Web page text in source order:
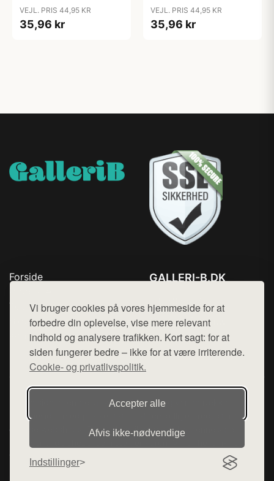
Vi bruger cookies på vores hjemmeside for at
forbedre din oplevelse, vise mere relevant
indhold og analysere trafikken. Kort sagt: for at
siden fungerer bedre – ikke for at være irriterende.
Cookie- og privatlivspolitik.
Accepter alle
Afvis ikke‑nødvendige
Indstillinger
VEJL. PRIS 44,95 KR
35,96 kr
VEJL. PRIS 44,95 KR
35,96 kr
Forside
Top Rabatter
Blog
Kontakt
GALLERI-B.DK
Mail: hej@want.dk
Cookie- og privatlivspolitik
Denne side er en del af want.dk, der udgiver en række
hjemmesider med præsentation af forskellige produkter fra
diverse webshops. Der sælges ikke varer fra denne side - vi
henviser til de shops, som sælger varen. Vi har heller ikke
varerne på lager.